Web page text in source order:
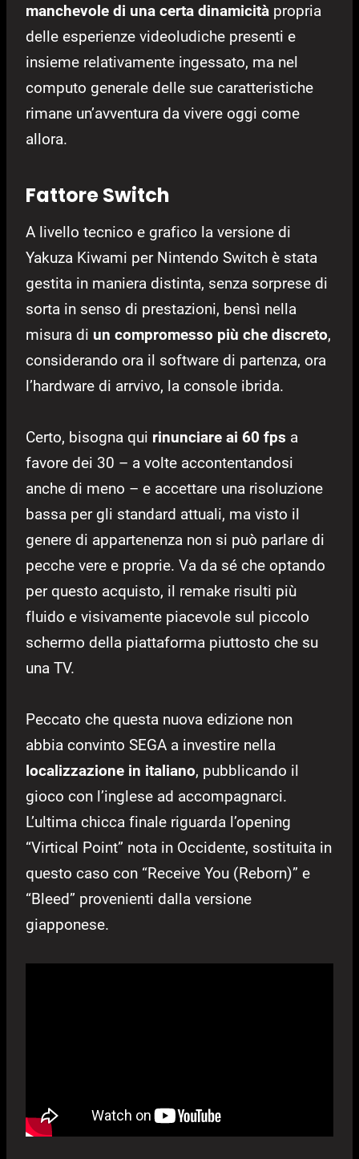
manchevole di una certa dinamicità propria
delle esperienze videoludiche presenti e
insieme relativamente ingessato, ma nel
computo generale delle sue caratteristiche
rimane un’avventura da vivere oggi come
allora.
Fattore Switch
A livello tecnico e grafico la versione di
Yakuza Kiwami per Nintendo Switch è stata
gestita in maniera distinta, senza sorprese di
sorta in senso di prestazioni, bensì nella
misura di un compromesso più che discreto,
considerando ora il software di partenza, ora
l’hardware di arrvivo, la console ibrida.
Certo, bisogna qui rinunciare ai 60 fps a
favore dei 30 – a volte accontentandosi
anche di meno – e accettare una risoluzione
bassa per gli standard attuali, ma visto il
genere di appartenenza non si può parlare di
pecche vere e proprie. Va da sé che optando
per questo acquisto, il remake risulti più
fluido e visivamente piacevole sul piccolo
schermo della piattaforma piuttosto che su
una TV.
Peccato che questa nuova edizione non
abbia convinto SEGA a investire nella
localizzazione in italiano, pubblicando il
gioco con l’inglese ad accompagnarci.
L’ultima chicca finale riguarda l’opening
“Virtical Point” nota in Occidente, sostituita in
questo caso con “Receive You (Reborn)” e
“Bleed” provenienti dalla versione
giapponese.